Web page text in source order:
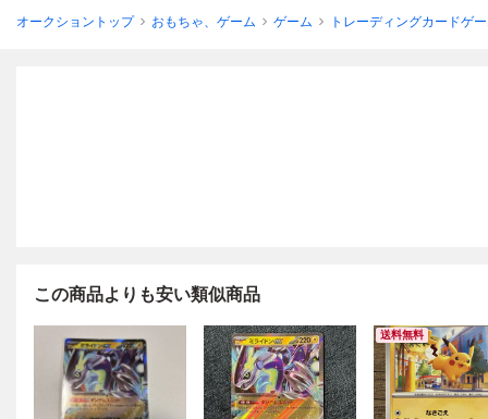
オークショントップ おもちゃ、ゲーム ゲーム トレーディングカードゲ
この商品よりも安い類似商品
送料無料